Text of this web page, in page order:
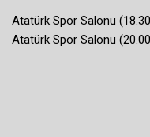
Atatürk Spor Salonu
Atatürk Spor Salonu